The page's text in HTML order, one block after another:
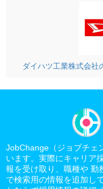
ダイハツ工業株式会社
JobChange（ジョブチェ
います。実際にキャリア
報を受け取り、職種や 勤
で検索用の情報を追加し